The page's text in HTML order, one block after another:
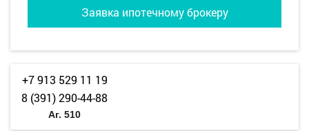
Заявка ипотечному брокеру
+7 913 529 11 19
8 (391) 290-44-88
Аг. 510